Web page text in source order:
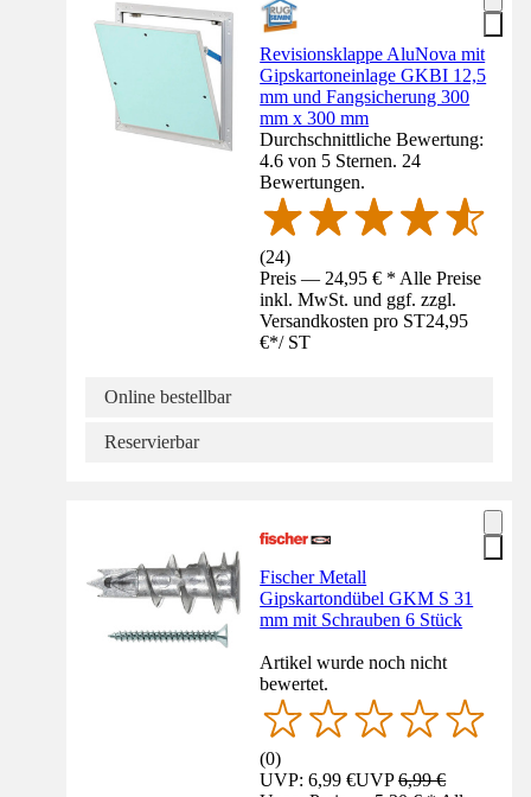
Revisionsklappe AluNova mit
Gipskartoneinlage GKBI 12,5
mm und Fangsicherung 300
mm x 300 mm
Durchschnittliche Bewertung:
4.6 von 5 Sternen. 24
Bewertungen.
(24)
Preis — 24,95 € * Alle Preise
inkl. MwSt. und ggf. zzgl.
Versandkosten pro ST24,95
€*/ ST
Online bestellbar
Reservierbar
Fischer Metall
Gipskartondübel GKM S 31
mm mit Schrauben 6 Stück
Artikel wurde noch nicht
bewertet.
(0)
UVP: 6,99 €UVP6,99 €